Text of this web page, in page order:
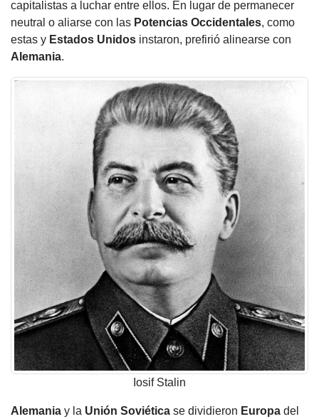
capitalistas a luchar entre ellos. En lugar de permanecer
neutral o aliarse con las Potencias Occidentales, como
estas y Estados Unidos instaron, prefirió alinearse con
Alemania.
Iosif Stalin
Alemania y la Unión Soviética se dividieron Europa del